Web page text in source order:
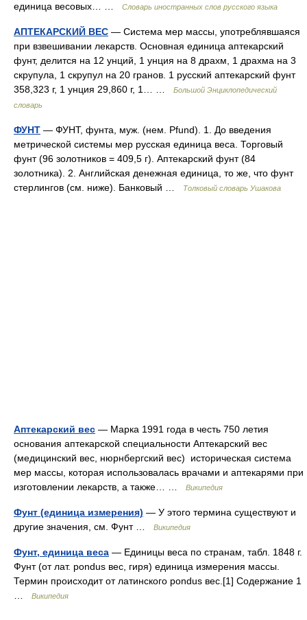
единица весовых… …
Словарь иностранных слов русского языка
АПТЕКАРСКИЙ ВЕС — Система мер массы, употреблявшаяся
при взвешивании лекарств. Основная единица аптекарский
фунт, делится на 12 унций, 1 унция на 8 драхм, 1 драхма на 3
скрупула, 1 скрупул на 20 гранов. 1 русский аптекарский фунт
358,323 г, 1 унция 29,860 г, 1… …
Большой Энциклопедический
словарь
ФУНТ — ФУНТ, фунта, муж. (нем. Pfund). 1. До введения
метрической системы мер русская единица веса. Торговый
фунт (96 золотников = 409,5 г). Аптекарский фунт (84
золотника). 2. Английская денежная единица, то же, что фунт
стерлингов (см. ниже). Банковый …
Толковый словарь Ушакова
Аптекарский вес — Марка 1991 года в честь 750 летия
основания аптекарской специальности Аптекарский вес
(медицинский вес, нюрнбергский вес) историческая система
мер массы, которая использовалась врачами и аптекарями при
изготовлении лекарств, а также… …
Википедия
Фунт (единица измерения) — У этого термина существуют и
другие значения, см. Фунт …
Википедия
Фунт, единица веса — Единицы веса по странам, табл. 1848 г.
Фунт (от лат. pondus вес, гиря) единица измерения массы.
Термин происходит от латинского pondus вес.[1] Содержание 1
Википедия